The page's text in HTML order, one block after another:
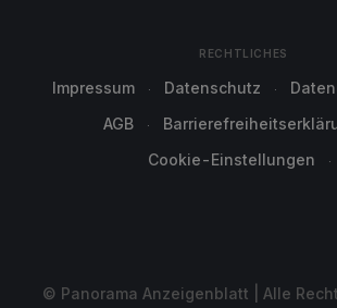
RECHTLICHES
Impressum Datenschutz
AGB
Cookie-Einstellungen
© Panorama Anzeigenblatt | Alle